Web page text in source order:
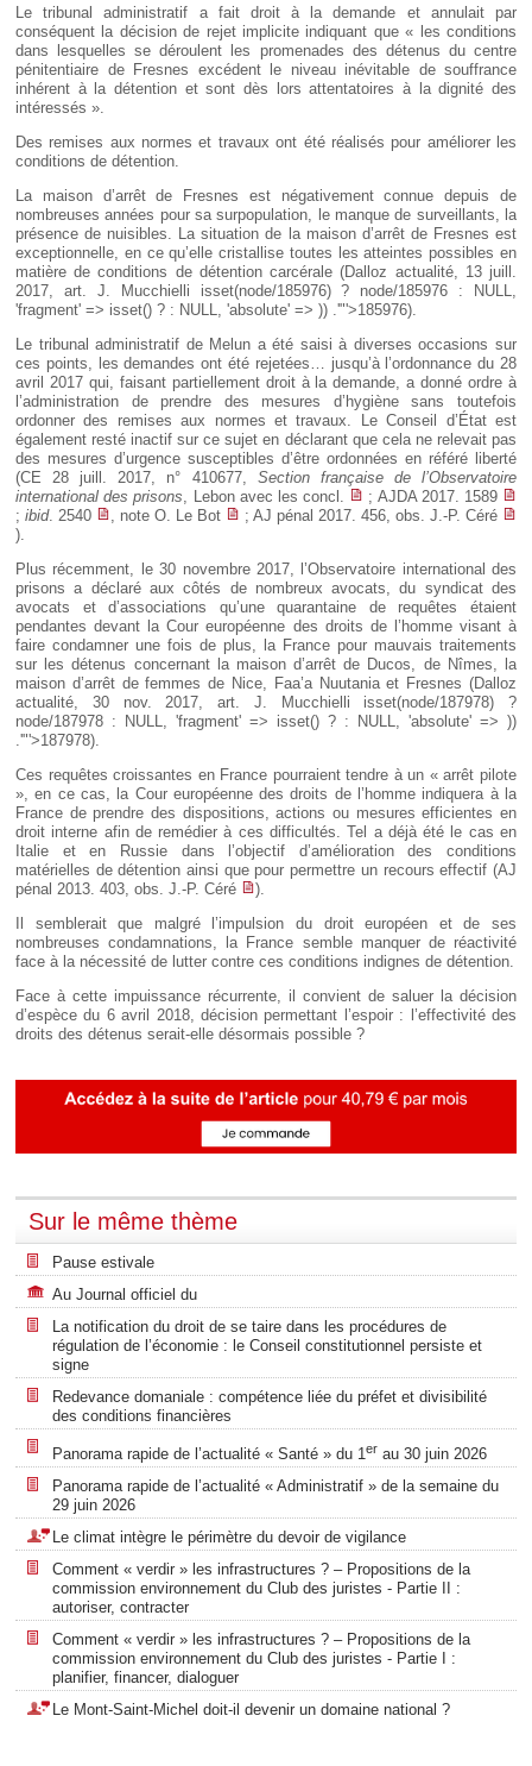
Le tribunal administratif a fait droit à la demande et annulait par
conséquent la décision de rejet implicite indiquant que « les conditions
dans lesquelles se déroulent les promenades des détenus du centre
pénitentiaire de Fresnes excédent le niveau inévitable de souffrance
inhérent à la détention et sont dès lors attentatoires à la dignité des
intéressés ».
Des remises aux normes et travaux ont été réalisés pour améliorer les
conditions de détention.
La maison d’arrêt de Fresnes est négativement connue depuis de
nombreuses années pour sa surpopulation, le manque de surveillants, la
présence de nuisibles. La situation de la maison d’arrêt de Fresnes est
exceptionnelle, en ce qu’elle cristallise toutes les atteintes possibles en
matière de conditions de détention carcérale (Dalloz actualité, 13 juill.
2017, art. J. Mucchielli isset(node/185976) ? node/185976 : NULL,
'fragment' => isset() ? : NULL, 'absolute' => )) .'"'>185976).
Le tribunal administratif de Melun a été saisi à diverses occasions sur
ces points, les demandes ont été rejetées… jusqu’à l’ordonnance du 28
avril 2017 qui, faisant partiellement droit à la demande, a donné ordre à
l’administration de prendre des mesures d’hygiène sans toutefois
ordonner des remises aux normes et travaux. Le Conseil d’État est
également resté inactif sur ce sujet en déclarant que cela ne relevait pas
des mesures d’urgence susceptibles d’être ordonnées en référé liberté
(CE 28 juill. 2017, n° 410677, Section française de l’Observatoire
international des prisons, Lebon avec les concl.
; AJDA 2017. 1589
; ibid. 2540 , note O. Le Bot
; AJ pénal 2017. 456, obs. J.-P. Céré
).
Plus récemment, le 30 novembre 2017, l’Observatoire international des
prisons a déclaré aux côtés de nombreux avocats, du syndicat des
avocats et d’associations qu’une quarantaine de requêtes étaient
pendantes devant la Cour européenne des droits de l’homme visant à
faire condamner une fois de plus, la France pour mauvais traitements
sur les détenus concernant la maison d’arrêt de Ducos, de Nîmes, la
maison d’arrêt de femmes de Nice, Faa’a Nuutania et Fresnes (Dalloz
actualité, 30 nov. 2017, art. J. Mucchielli isset(node/187978) ?
node/187978 : NULL, 'fragment' => isset() ? : NULL, 'absolute' => ))
.'"'>187978).
Ces requêtes croissantes en France pourraient tendre à un « arrêt pilote
», en ce cas, la Cour européenne des droits de l’homme indiquera à la
France de prendre des dispositions, actions ou mesures efficientes en
droit interne afin de remédier à ces difficultés. Tel a déjà été le cas en
Italie et en Russie dans l’objectif d’amélioration des conditions
matérielles de détention ainsi que pour permettre un recours effectif (AJ
pénal 2013. 403, obs. J.-P. Céré
).
Il semblerait que malgré l’impulsion du droit européen et de ses
nombreuses condamnations, la France semble manquer de réactivité
face à la nécessité de lutter contre ces conditions indignes de détention.
Face à cette impuissance récurrente, il convient de saluer la décision
d’espèce du 6 avril 2018, décision permettant l’espoir : l’effectivité des
droits des détenus serait-elle désormais possible ?
Sur le même thème
Pause estivale
Au Journal officiel du
La notification du droit de se taire dans les procédures de
régulation de l’économie : le Conseil constitutionnel persiste et
signe
Redevance domaniale : compétence liée du préfet et divisibilité
des conditions financières
Panorama rapide de l’actualité « Santé » du 1er au 30 juin 2026
Panorama rapide de l’actualité « Administratif » de la semaine du
29 juin 2026
Le climat intègre le périmètre du devoir de vigilance
Comment « verdir » les infrastructures ? – Propositions de la
commission environnement du Club des juristes - Partie II :
autoriser, contracter
Comment « verdir » les infrastructures ? – Propositions de la
commission environnement du Club des juristes - Partie I :
planifier, financer, dialoguer
Le Mont-Saint-Michel doit-il devenir un domaine national ?